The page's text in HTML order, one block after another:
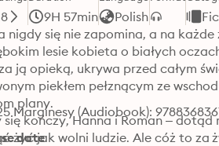
9H 57min Polish
nigdy się nie zapomina, a na
lesie kobieta o białych
ją opieką, ukrywa przed całym
piekłem pełznącym ze
plany.
się kończy, Hanna i Roman –
żyć jak wolni ludzie. Ale cóż to za
Marginesy (Audiobook):
date